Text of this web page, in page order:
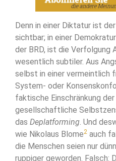
Denn in einer Diktatur ist
sichtbar; in einer
der BRD, ist die Verfolgung
wesentlich subtiler. Aus
selbst in einer vermeintlich
System- oder
faktische Einschränkung
gesellschaftliche
das Deplatforming. Und
wie Nikolaus Blome2 auch
die Menschen seien nur
ruppiger geworden. Falsch: